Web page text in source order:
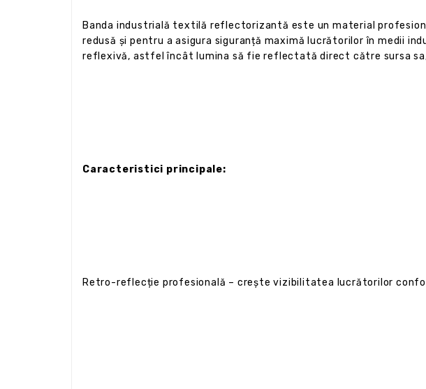
Banda industrială textilă reflectorizantă este un material
redusă și pentru a asigura siguranță maximă lucrătorilor în medii
reflexivă, astfel încât lumina să fie reflectată direct către sursa
Caracteristici principale:
Retro-reflecție profesională – crește vizibilitatea lucrătorilor